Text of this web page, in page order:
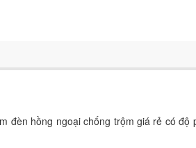
đèn hồng ngoại chống trộm giá rẻ có